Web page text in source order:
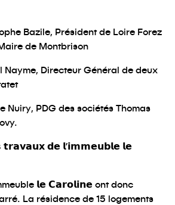
Bazile, Président de Loire Forez
de Montbrison
Nayme, Directeur Général de deux
Nuiry, PDG des sociétés Thomas
𝗱𝗲 𝗹’𝗶𝗺𝗺𝗲𝘂𝗯𝗹𝗲 𝗹𝗲
𝗹𝗲 𝗖𝗮𝗿𝗼𝗹𝗶𝗻𝗲 ont donc
La résidence de 15 logements